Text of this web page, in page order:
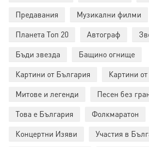
Предавания
Музикални филми
Планета Топ 20
Автограф
Бъди звезда
Бащино огнище
Картини от България
Картини от
Митове и легенди
Песен без
Това е България
Фолкмаратон
Концертни Изяви
Участия в